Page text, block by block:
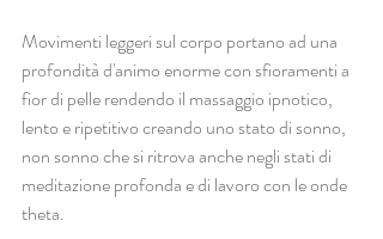
Movimenti leggeri sul corpo portano ad una
profondità d'animo enorme con sfioramenti a
fior di pelle rendendo il massaggio ipnotico,
lento e ripetitivo creando uno stato di sonno,
non sonno che si ritrova anche negli stati di
meditazione profonda e di lavoro con le onde
theta.